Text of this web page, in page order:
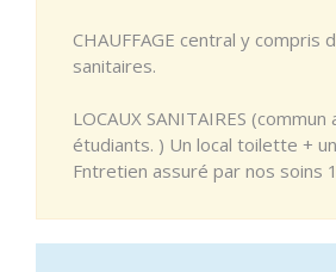
CHAUFFAGE central y compris
sanitaires.
LOCAUX SANITAIRES
étudiants. ) Un local toilette +
Fntretien assuré par nos soins